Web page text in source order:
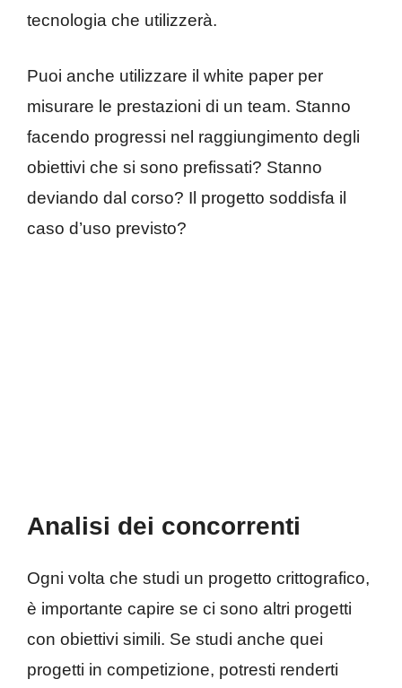
tecnologia che utilizzerà.
Puoi anche utilizzare il white paper per
misurare le prestazioni di un team. Stanno
facendo progressi nel raggiungimento degli
obiettivi che si sono prefissati? Stanno
deviando dal corso? Il progetto soddisfa il
caso d’uso previsto?
Analisi dei concorrenti
Ogni volta che studi un progetto crittografico,
è importante capire se ci sono altri progetti
con obiettivi simili. Se studi anche quei
progetti in competizione, potresti renderti